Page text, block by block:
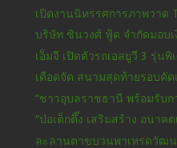
เปิดงานนิทรรศการภาพวาด
บริษัท ชินวงศ์ ฟู้ด จำกัดมอบ
เอ็มจี เปิดตัวรถเอสยูวี 3 รุ่นพิ
เดือดจัด สนามสุดท้ายรอบคั
“ชาวอุบลราชธานี พร้อมรับ
“ป่อเต็กตึ๊ง เสริมสร้าง อนาค
ละลานตาขบวนพาเหรดวัฒน